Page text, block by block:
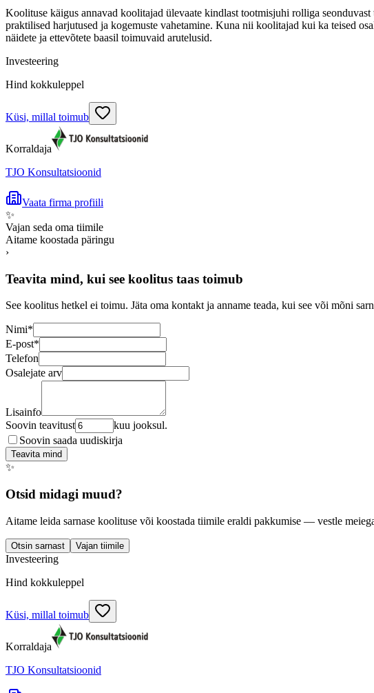
Koolituse käigus annavad koolitajad ülevaate kindlast tootmisjuhi rolliga seonduvast
praktilised harjutused ja kogemuste vahetamine. Kuna nii koolitajad kui ka teised
näidete ja ettevõtete baasil toimuvaid arutelusid.
Investeering
Hind kokkuleppel
Küsi, millal toimub
Korraldaja
TJO Konsultatsioonid
Vaata firma profiili
✨
Vajan seda oma tiimile
Aitame koostada päringu
›
Teavita mind, kui see koolitus taas toimub
See koolitus hetkel ei toimu. Jäta oma kontakt ja anname teada, kui see või mõni
Nimi*
E-post*
Telefon
Osalejate arv
Lisainfo
Soovin teavitust
kuu jooksul.
Soovin saada uudiskirja
Teavita mind
✨
Otsid midagi muud?
Aitame leida sarnase koolituse või koostada tiimile eraldi pakkumise — vestle
Otsin sarnast Vajan tiimile
Investeering
Hind kokkuleppel
Küsi, millal toimub
Korraldaja
TJO Konsultatsioonid